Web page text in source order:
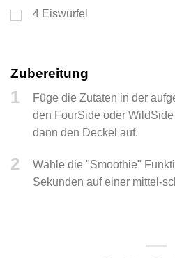
4 Eiswürfel
Zubereitung
1
Füge die Zutaten in der
den FourSide oder
dann den Deckel auf.
2
Wähle die "Smoothie"
Sekunden auf einer mittel-